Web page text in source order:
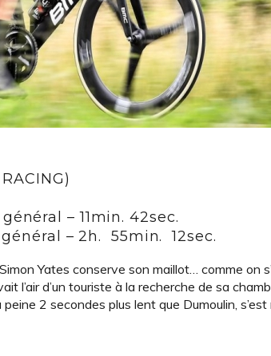
– 11min. 42sec.
général – 2h. 55min. 12sec.
Yates conserve son maillot… comme on
l’air d’un touriste à la recherche de sa
2 secondes plus lent que Dumoulin,